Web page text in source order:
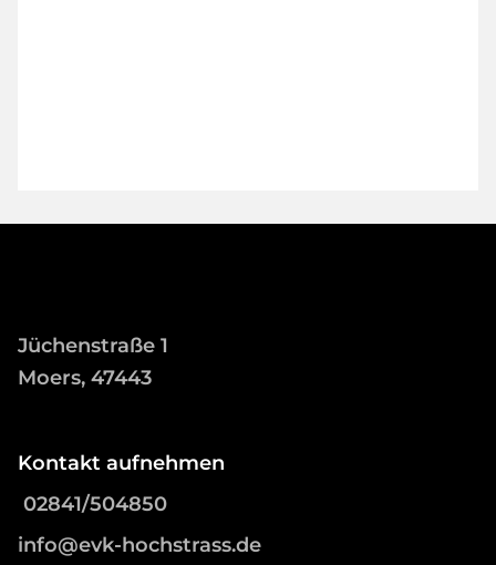
Jüchenstraße 1
Moers, 47443
Kontakt aufnehmen
02841/504850
info@evk-hochstrass.de